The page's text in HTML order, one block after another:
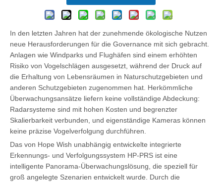
In den letzten Jahren hat der zunehmende ökologische Nutzen
neue Herausforderungen für die Governance mit sich gebracht.
Anlagen wie Windparks und Flughäfen sind einem erhöhten
Risiko von Vogelschlägen ausgesetzt, während der Druck auf
die Erhaltung von Lebensräumen in Naturschutzgebieten und
anderen Schutzgebieten zugenommen hat. Herkömmliche
Überwachungsansätze liefern keine vollständige Abdeckung:
Radarsysteme sind mit hohen Kosten und begrenzter
Skalierbarkeit verbunden, und eigenständige Kameras können
keine präzise Vogelverfolgung durchführen.
Das von Hope Wish unabhängig entwickelte integrierte
Erkennungs- und Verfolgungssystem HP-PRS ist eine
intelligente Panorama-Überwachungslösung, die speziell für
groß angelegte Szenarien entwickelt wurde. Durch die